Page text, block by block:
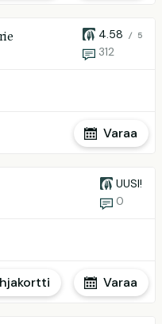
4.58 / 5
312
Varaa
UUSI!
0
Varaa